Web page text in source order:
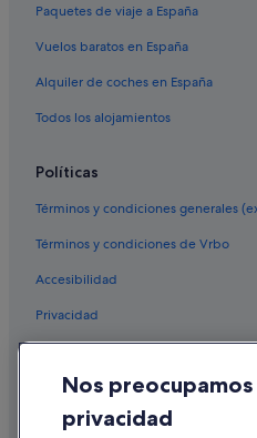
Market
Paquetes de viaje a España
Vuelos baratos en España
Alquiler de coches en España
Todos los alojamientos
Políticas
Términos y condiciones generales
Términos y condiciones de Vrbo
Accesibilidad
Privacidad
Cookies
Condiciones de uso
Información legal/contacto
Nos
privacidad